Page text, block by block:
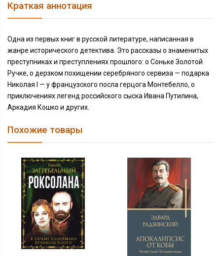
Краткая аннотация
Одна из первых книг в русской литературе, написанная в
жанре исторического детектива. Это рассказы о знаменитых
преступниках и преступлениях прошлого: о Соньке Золотой
Ручке, о дерзком похищении серебряного сервиза — подарка
Николая I — у французского посла герцога Монтебелло, о
приключениях легенд российского сыска Ивана Путилина,
Аркадия Кошко и других.
Похожие товары